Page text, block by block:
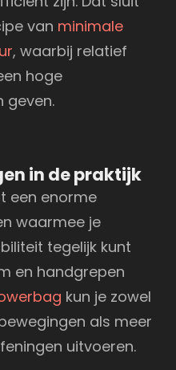
van minimale
, waarbij relatief
hoge
geven.
in de praktijk
een enorme
waarmee je
tegelijk kunt
en handgrepen
kun je zowel
als meer
uitvoeren.